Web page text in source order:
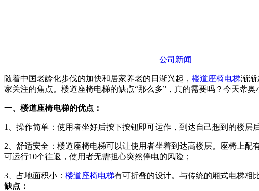
公司新闻
随着中国老龄化步伐的加快和居家养老的日渐兴起， 楼道座椅电梯渐渐
家关注的焦点。楼道座椅电梯的缺点“那么多”，真的需要吗？今天蒂
一、楼道座椅电梯的优点：
1、操作简单：使用者坐好后按下按钮即可运作，到达自己想到的楼层
2、舒适安全：楼道座椅电梯可以让使用者坐着到达高楼层。座椅上
可运行10个往返，使用者无需担心突然停电的风险；
3、占地面积小： 楼道座椅电梯有可折叠的设计。与传统的厢式电梯相
缺点：